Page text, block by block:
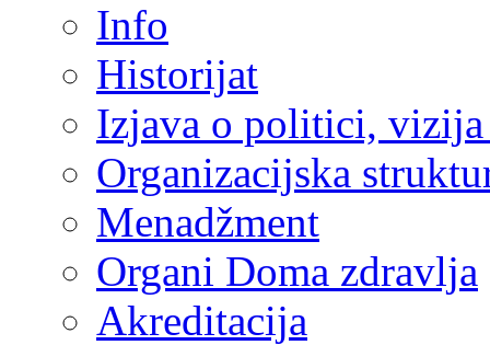
Info
Historijat
Izjava o politici,
Organizacijska
Menadžment
Organi Doma zdravlja
Akreditacija